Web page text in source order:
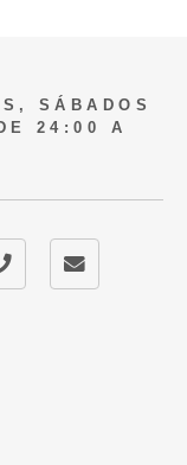
SÁBADOS
24:00 A